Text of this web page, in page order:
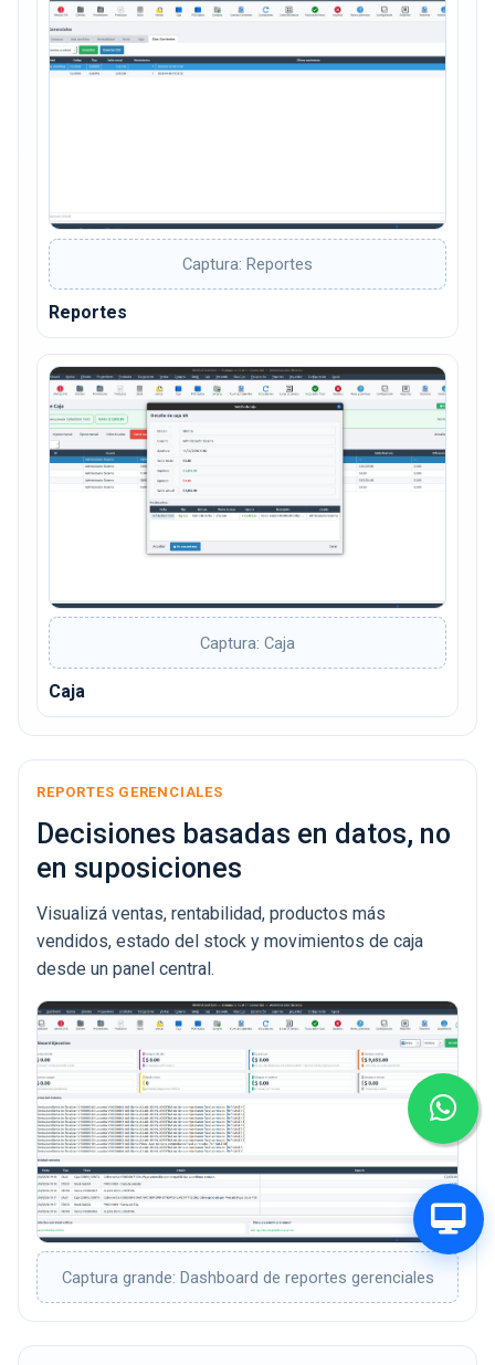
Captura: Reportes
Reportes
Captura: Caja
Caja
REPORTES GERENCIALES
Decisiones basadas en datos, no
en suposiciones
Visualizá ventas, rentabilidad, productos más
vendidos, estado del stock y movimientos de caja
desde un panel central.
Captura grande: Dashboard de reportes gerenciales